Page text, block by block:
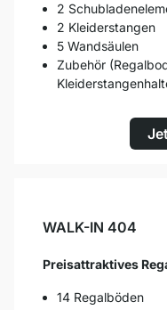
2
2 Kleiderstangen
5 Wandsäulen
Zubehör
WALK-IN 404
Preisattraktives
14 Regalböden